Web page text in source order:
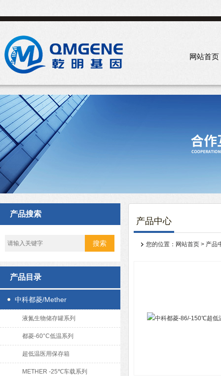
网站首页
产品搜索
产品目录
中科都菱/Mether
液氮生物储存罐系列
都菱-60°C低温系列
超低温医用保存箱
METHER -25℃车载系列
产品中心
您的位置： 网站首页 > 产品